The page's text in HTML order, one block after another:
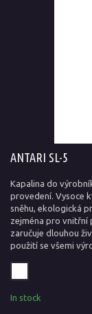
ANTARI SL-5
Kapalina do
provedení. Vysoce
sněhu, ekologická
zejména pro vnitřní
zaručuje dlouhou
použití se všemi
In stock